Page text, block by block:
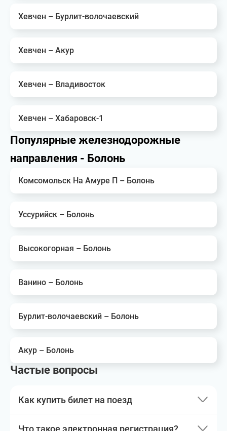
Хевчен – Бурлит-волочаевский
Хевчен – Акур
Хевчен – Владивосток
Хевчен – Хабаровск-1
Популярные железнодорожные
направления - Болонь
Комсомольск На Амуре П – Болонь
Уссурийск – Болонь
Высокогорная – Болонь
Ванино – Болонь
Бурлит-волочаевский – Болонь
Акур – Болонь
Частые вопросы
Как купить билет на поезд
Что такое электронная регистрация?